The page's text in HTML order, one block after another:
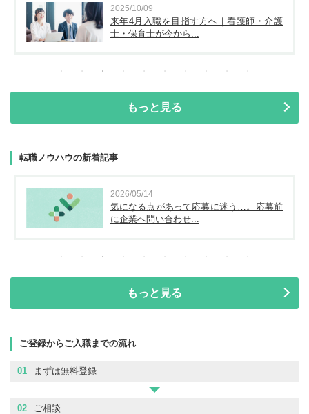
2025/10/09
来年4月入職を目指す方へ｜看護師・介護
士・保育士が今から...
もっと見る
転職ノウハウの新着記事
2026/05/14
気になる点があって応募に迷う…。応募前
に企業へ問い合わせ...
もっと見る
ご登録からご入職までの流れ
01 まずは無料登録
02 ご相談